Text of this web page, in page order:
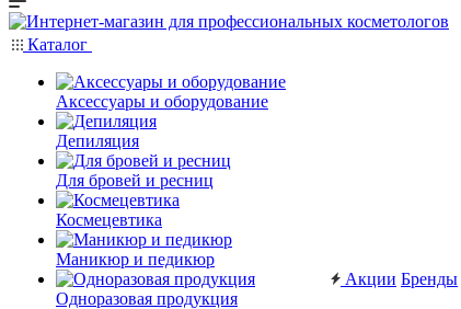
Каталог
Аксессуары и оборудование
Депиляция
Для бровей и ресниц
Космецевтика
Маникюр и педикюр
Одноразовая продукция
Акции Бренды